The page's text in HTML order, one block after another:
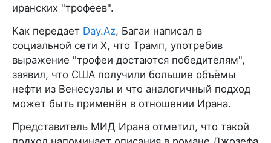
иранских "трофеев".
Как передает Day.Az, Багаи написал в
социальной сети X, что Трамп, употребив
выражение "трофеи достаются победителям",
заявил, что США получили большие объёмы
нефти из Венесуэлы и что аналогичный подход
может быть применён в отношении Ирана.
Представитель МИД Ирана отметил, что такой